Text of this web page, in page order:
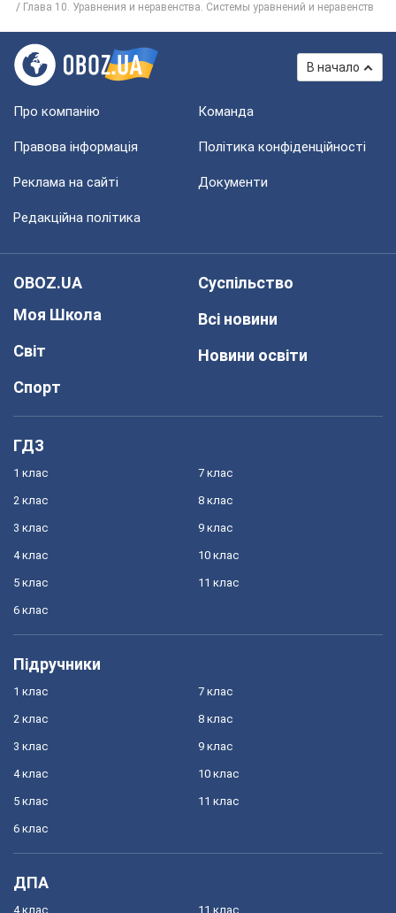
Глава 10. Уравнения и неравенства. Системы уравнений и неравенств
В начало
Про компанію Команда
Правова інформація Політика конфіденційності
Реклама на сайті Документи
Редакційна політика
OBOZ.UA
Моя Школа
Світ
Спорт
Суспільство
Всі новини
Новини освіти
ГДЗ
1 клас
2 клас
3 клас
4 клас
5 клас
6 клас
7 клас
8 клас
9 клас
10 клас
11 клас
Підручники
1 клас
2 клас
3 клас
4 клас
5 клас
6 клас
7 клас
8 клас
9 клас
10 клас
11 клас
ДПА
4 клас 11 клас